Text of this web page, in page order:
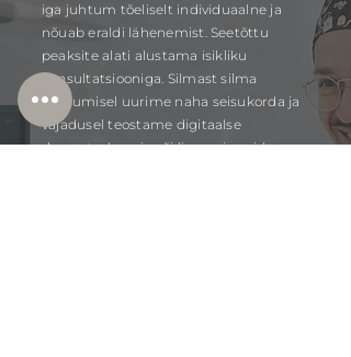
iga juhtum tõeliselt individuaalne ja
nõuab eraldi lähenemist. Seetõttu
peaksite alati alustama isikliku
konsultatsiooniga. Silmast silma
kohtumisel uurime naha seisukorda ja
vajadusel teostame digitaalse
dermatoskoopia või lisauuringuid.